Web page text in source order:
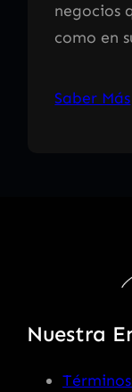
negocios
como en
Saber Más
Nuestra